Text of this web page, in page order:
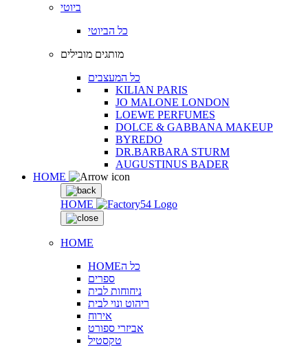
ביוטי
כל הביוטי
מותגים מובילים
כל המעצבים
KILIAN PARIS
JO MALONE LONDON
LOEWE PERFUMES
DOLCE & GABBANA MAKEUP
BYREDO
DR.BARBARA STURM
AUGUSTINUS BADER
HOME
HOME
HOME
HOMEכל ה
ספרים
ניחוחות לבית
ריהוט ונוי לבית
אירוח
אביזרי ספורט
טקסטיל